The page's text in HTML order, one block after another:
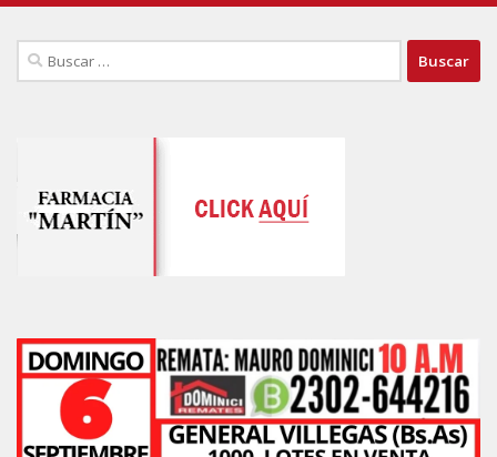
Buscar: